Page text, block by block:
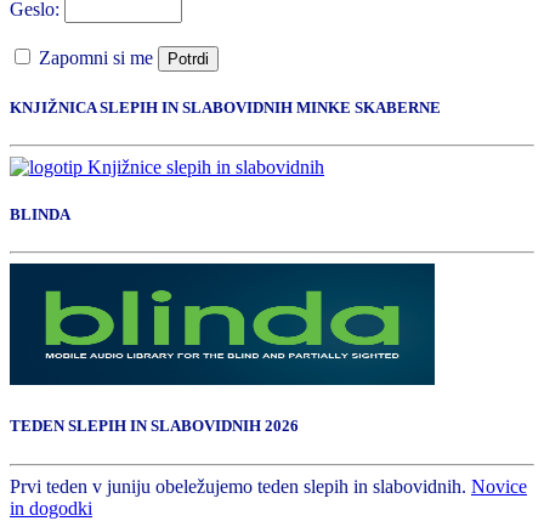
Geslo:
Zapomni si me Potrdi
KNJIŽNICA SLEPIH IN SLABOVIDNIH MINKE SKABERNE
BLINDA
TEDEN SLEPIH IN SLABOVIDNIH 2026
Prvi teden v juniju obeležujemo teden slepih in slabovidnih. Novice
in dogodki